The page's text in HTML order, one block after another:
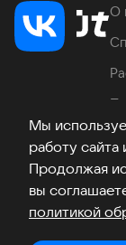
Мы
работу
Продолжая
вы
политикой
О
Телеграм
Возникли